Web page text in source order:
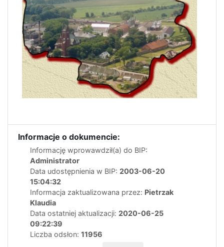
Informacje o dokumencie:
Informację wprowawdził(a) do BIP:
Administrator
Data udostępnienia w BIP: 2003-06-20
15:04:32
Informacja zaktualizowana przez: Pietrzak
Klaudia
Data ostatniej aktualizacji: 2020-06-25
09:22:39
Liczba odsłon: 11956